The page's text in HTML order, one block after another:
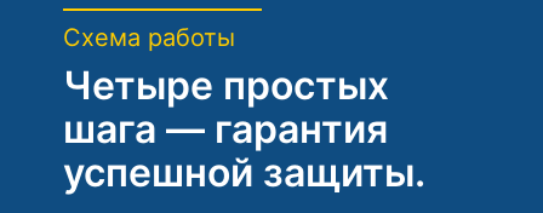
Схема работы
Четыре простых
шага — гарантия
успешной защиты.